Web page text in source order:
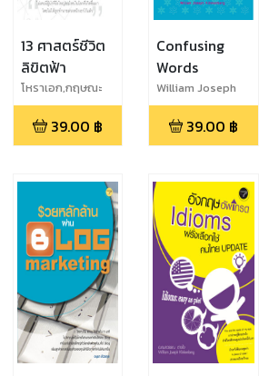
13 ศาสตร์ชีวิต
ลิขิตฟ้า
โหราเอก,กฤษณะ
พงศ์ กำลังเอก
39.00 ฿
Confusing
Words
William Joseph
Klinkenberg
39.00 ฿